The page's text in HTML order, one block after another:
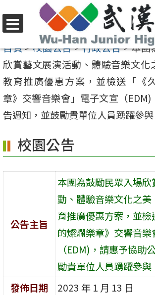
至
要
內
容
區
選
單
首頁>校園公告>行政公告>本團
欣賞藝文展演活動、體驗音樂文化
教育推廣優惠方案，並檢送「《
章》交響音樂會」電子文宣（
告週知，並鼓勵貴單位人員踴躍參與
校園公告
公告主旨
本團為鼓勵民眾入場
動、體驗音樂文化之美
育推廣優惠方案，並
的燦爛樂章》交響音
（EDM)，請惠予協助
勵貴單位人員踴躍參與
發佈日期
2023 年 1 月 13 日